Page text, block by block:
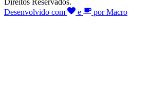
Desenvolvido com
e por Macro